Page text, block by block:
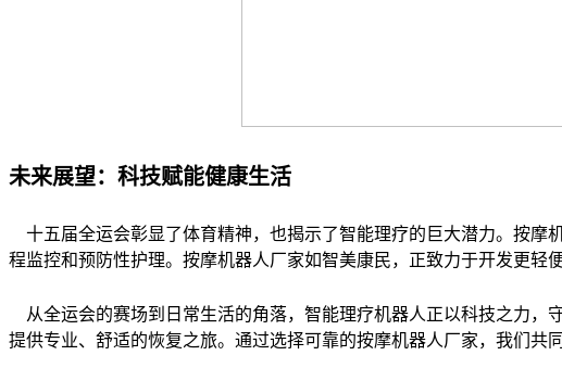
未来展望：科技赋能健康生活
十五届全运会彰显了体育精神，也揭示了智能理疗的巨大潜力。按摩
程监控和预防性护理。按摩机器人厂家如智美康民，正致力于开发更轻
从全运会的赛场到日常生活的角落，智能理疗机器人正以科技之力
提供专业、舒适的恢复之旅。通过选择可靠的按摩机器人厂家，我们共